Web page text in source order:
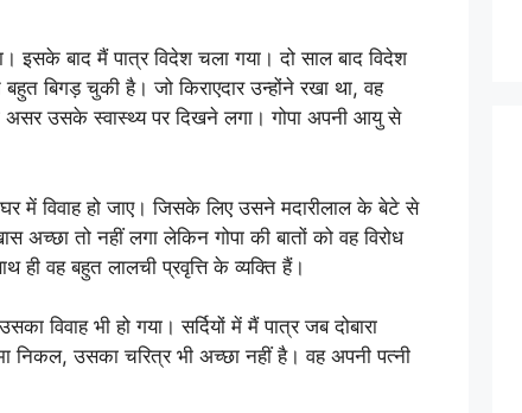
इसके बाद मैं पात्र विदेश चला गया। दो साल बाद विदेश
बिगड़ चुकी है। जो किराएदार उन्होंने रखा था, वह
असर उसके स्वास्थ्य पर दिखने लगा। गोपा अपनी आयु से
में विवाह हो जाए। जिसके लिए उसने मदारीलाल के बेटे से
तो नहीं लगा लेकिन गोपा की बातों को वह विरोध
वह बहुत लालची प्रवृत्ति के व्यक्ति हैं।
विवाह भी हो गया। सर्दियों में मैं पात्र जब दोबारा
निकल, उसका चरित्र भी अच्छा नहीं है। वह अपनी पत्नी